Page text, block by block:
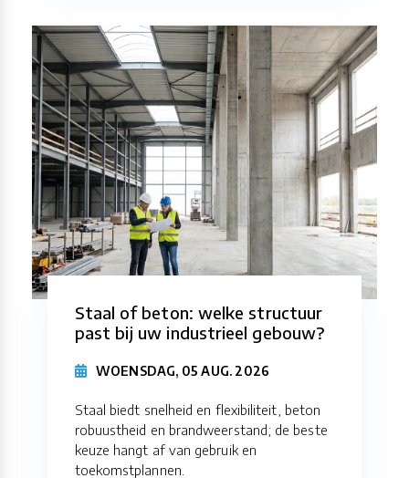
Staal of beton: welke structuur
past bij uw industrieel gebouw?
WOENSDAG, 05 AUG. 2026
Staal biedt snelheid en flexibiliteit, beton
robuustheid en brandweerstand; de beste
keuze hangt af van gebruik en
toekomstplannen.